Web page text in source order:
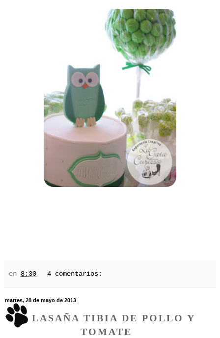
en 8:30 4 comentarios:
martes, 28 de mayo de 2013
LASAÑA TIBIA DE POLLO Y
TOMATE